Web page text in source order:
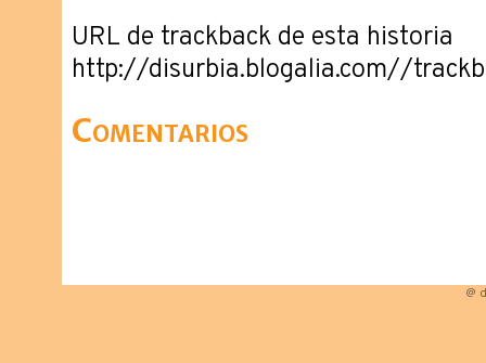
URL de trackback de esta historia
http://disurbia.blogalia.com//
Comentarios
@